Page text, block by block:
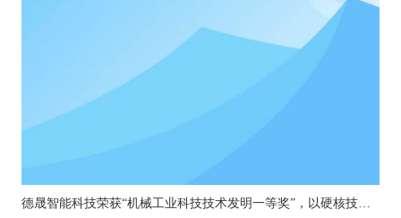
德晟智能科技荣获“机械工业科技技术发明一等奖”，以硬核技术引领机器人关节创新